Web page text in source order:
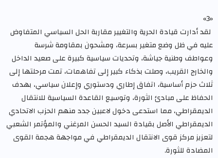
«3»
لقد أدارت قيادة الحرية والتغيير مقاربة الحل السياسي المتفاوض
عليه في ظل وضع متغير بسرعة، ومشحون بمقاومة شرسة
وعواطف وطنية جياشة، وتحديات سياسية كبيرة على صعيد الداخل
والخارج القريب، وصلت بذكاء كبير إلى تفاهمات، تمت مرحلتها إلى
ثلاث حزم أساسية، اتفاق إطاري ودستوري وإعلان سياسي، بهدف
الحفاظ على مبادئ الثورة، وتوسيع القاعدة السياسية للانتقال
الديمقراطي، مما استدعى دخول لاعبين جدد منهم الحزب الاتحادي
الديمقراطي الأصل بقيادة السيد الحسن المرغني والمؤتمر الشعبي
لتعزيز مركز قوى الانتقال الديمقراطي في مواجهة هجمة القوى
المضادة للثورة.